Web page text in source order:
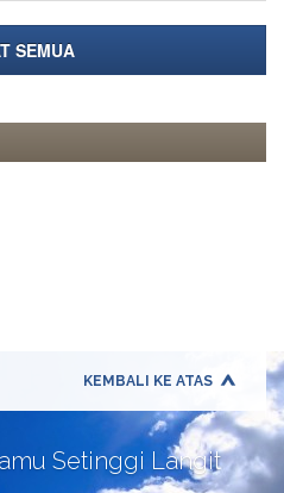
SEMUA
KEMBALI KE ATAS
Setinggi Langit